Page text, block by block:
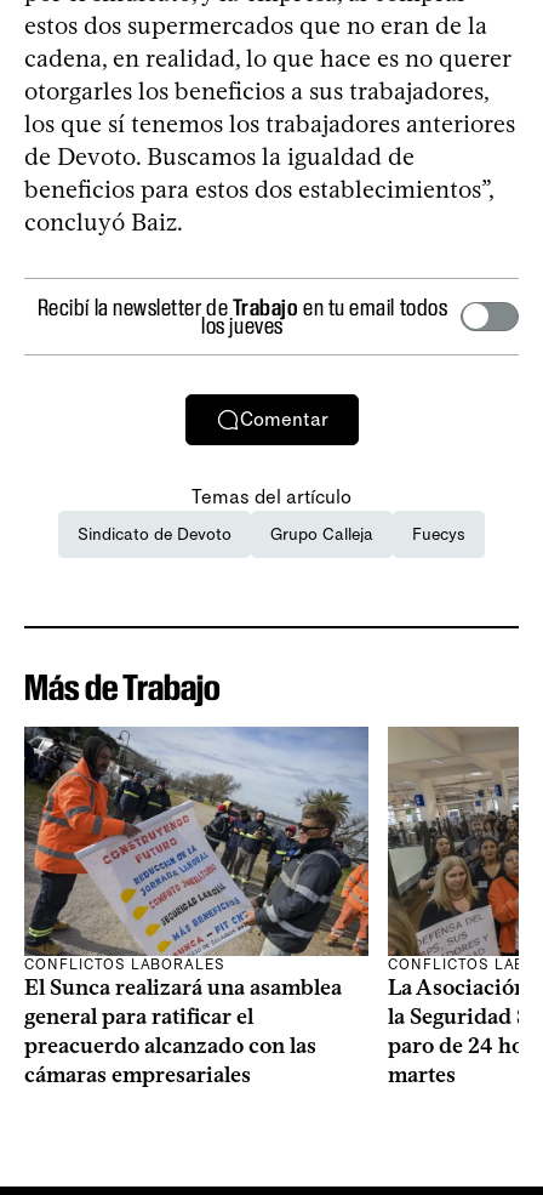
estos dos supermercados que no eran de la
cadena, en realidad, lo que hace es no querer
otorgarles los beneficios a sus trabajadores,
los que sí tenemos los trabajadores anteriores
de Devoto. Buscamos la igualdad de
beneficios para estos dos establecimientos”,
concluyó Baiz.
Recibí la newsletter deTrabajo en tu email todos
los jueves
Comentar
Temas del artículo
Sindicato de Devoto Grupo Calleja Fuecys
Más de Trabajo
CONFLICTOS LABORALES
El Sunca realizará una asamblea
general para ratificar el
preacuerdo alcanzado con las
cámaras empresariales
CONFLICTOS
La Asociación
la Seguridad
paro de 24
martes